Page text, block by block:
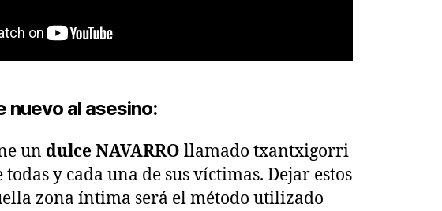
nuevo al asesino:
un dulce NAVARRO llamado txantxigorri
todas y cada una de sus víctimas. Dejar estos
zona íntima será el método utilizado